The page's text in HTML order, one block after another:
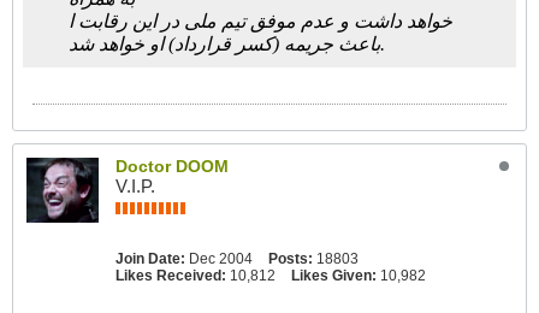
خواهد داشت و عدم موفق تیم ملی در این رقابت ا
باعث جریمه (کسر قرارداد) او خواهد شد.
Doctor DOOM
V.I.P.
Join Date: Dec 2004 Posts: 18803
Likes Received: 10,812 Likes Given: 10,982